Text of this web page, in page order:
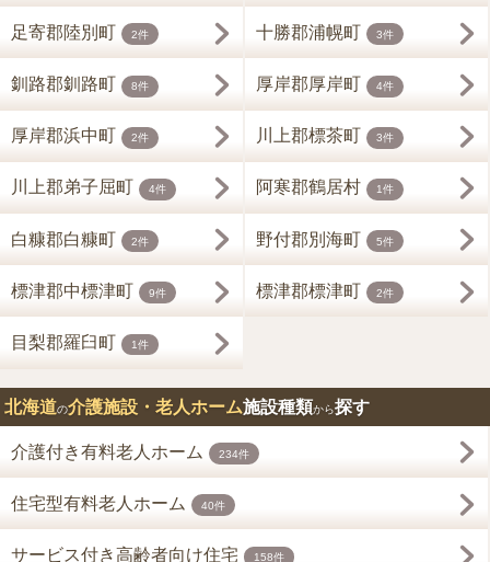
足寄郡陸別町 2件 十勝郡浦幌町 3件
釧路郡釧路町 8件 厚岸郡厚岸町 4件
厚岸郡浜中町 2件 川上郡標茶町 3件
川上郡弟子屈町 4件 阿寒郡鶴居村 1件
白糠郡白糠町 2件 野付郡別海町 5件
標津郡中標津町 9件 標津郡標津町 2件
目梨郡羅臼町 1件
北海道の介護施設・老人ホーム施設種類から探す
介護付き有料老人ホーム 234件
住宅型有料老人ホーム 40件
サービス付き高齢者向け住宅 158件